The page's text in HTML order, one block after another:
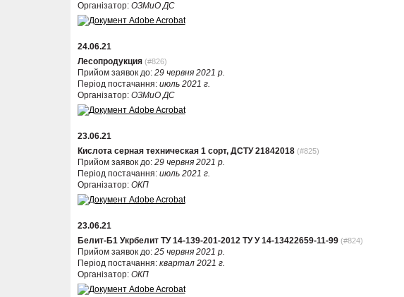
Організатор: ОЗМиО ДС
24.06.21
Лесопродукция(#826)
Прийом заявок до: 29 червня 2021 р.
Період постачання: июль 2021 г.
Організатор: ОЗМиО ДС
23.06.21
Кислота серная техническая 1 сорт, ДСТУ 21842018(#825)
Прийом заявок до: 29 червня 2021 р.
Період постачання: июль 2021 г.
Організатор: ОКП
23.06.21
Белит-Б1 Укрбелит ТУ 14-139-201-2012 ТУ У 14-13422659-11-99(#824)
Прийом заявок до: 25 червня 2021 р.
Період постачання: квартал 2021 г.
Організатор: ОКП